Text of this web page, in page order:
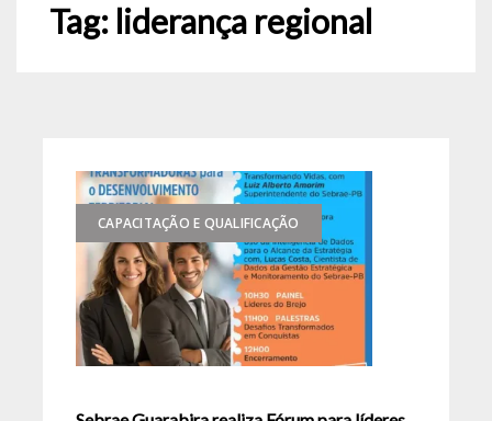
Tag: liderança regional
CAPACITAÇÃO E QUALIFICAÇÃO